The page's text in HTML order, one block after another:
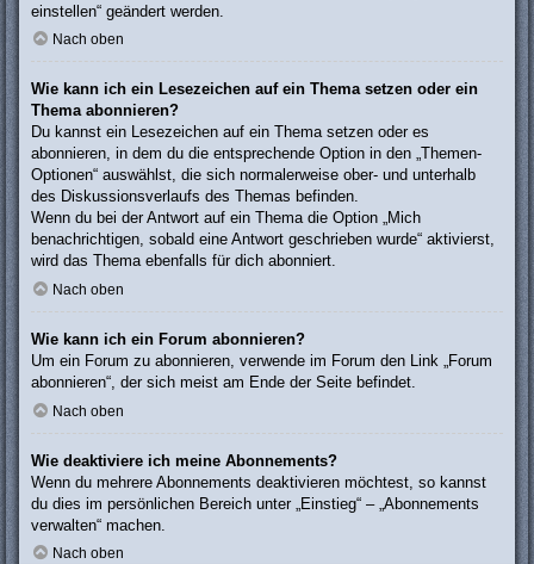
einstellen“ geändert werden.
Nach oben
Wie kann ich ein Lesezeichen auf ein Thema setzen oder ein
Thema abonnieren?
Du kannst ein Lesezeichen auf ein Thema setzen oder es
abonnieren, in dem du die entsprechende Option in den „Themen-
Optionen“ auswählst, die sich normalerweise ober- und unterhalb
des Diskussionsverlaufs des Themas befinden.
Wenn du bei der Antwort auf ein Thema die Option „Mich
benachrichtigen, sobald eine Antwort geschrieben wurde“ aktivierst,
wird das Thema ebenfalls für dich abonniert.
Nach oben
Wie kann ich ein Forum abonnieren?
Um ein Forum zu abonnieren, verwende im Forum den Link „Forum
abonnieren“, der sich meist am Ende der Seite befindet.
Nach oben
Wie deaktiviere ich meine Abonnements?
Wenn du mehrere Abonnements deaktivieren möchtest, so kannst
du dies im persönlichen Bereich unter „Einstieg“ – „Abonnements
verwalten“ machen.
Nach oben